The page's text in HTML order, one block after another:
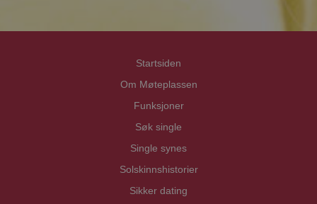
Startsiden
Om Møteplassen
Funksjoner
Søk single
Single synes
Solskinnshistorier
Sikker dating